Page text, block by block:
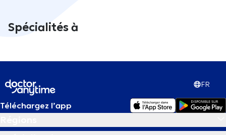
Spécialités à
FR
Téléchargez l’app